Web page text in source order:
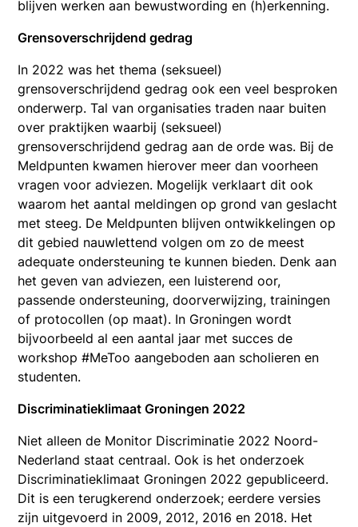
blijven werken aan bewustwording en (h)erkenning.
Grensoverschrijdend gedrag
In 2022 was het thema (seksueel)
grensoverschrijdend gedrag ook een veel besproken
onderwerp. Tal van organisaties traden naar buiten
over praktijken waarbij (seksueel)
grensoverschrijdend gedrag aan de orde was. Bij de
Meldpunten kwamen hierover meer dan voorheen
vragen voor adviezen. Mogelijk verklaart dit ook
waarom het aantal meldingen op grond van geslacht
met steeg. De Meldpunten blijven ontwikkelingen op
dit gebied nauwlettend volgen om zo de meest
adequate ondersteuning te kunnen bieden. Denk aan
het geven van adviezen, een luisterend oor,
passende ondersteuning, doorverwijzing, trainingen
of protocollen (op maat). In Groningen wordt
bijvoorbeeld al een aantal jaar met succes de
workshop #MeToo aangeboden aan scholieren en
studenten.
Discriminatieklimaat Groningen 2022
Niet alleen de Monitor Discriminatie 2022 Noord-
Nederland staat centraal. Ook is het onderzoek
Discriminatieklimaat Groningen 2022 gepubliceerd.
Dit is een terugkerend onderzoek; eerdere versies
zijn uitgevoerd in 2009, 2012, 2016 en 2018. Het